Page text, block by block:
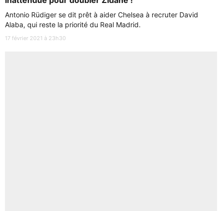
Antonio Rüdiger se dit prêt à aider Chelsea à recruter David
Alaba, qui reste la priorité du Real Madrid.
17 février 2021 à 23h30